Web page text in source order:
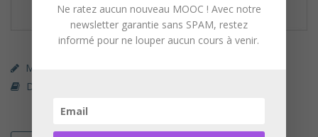
MOOC (gratuit)
Droit / Sciences Politiques
Ne ratez aucun nouveau MOOC ! Avec notre
newsletter garantie sans SPAM, restez
informé pour ne louper aucun cours à venir.